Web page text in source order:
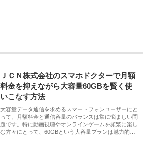
ＪＣＮ株式会社のスマホドクターで月額
料金を抑えながら大容量60GBを賢く使
いこなす方法
大容量データ通信を求めるスマートフォンユーザーにと
って、月額料金と通信容量のバランスは常に悩ましい問
題です。特に動画視聴やオンラインゲームを頻繁に楽し
む方々にとって、60GBという大容量プランは魅力的…